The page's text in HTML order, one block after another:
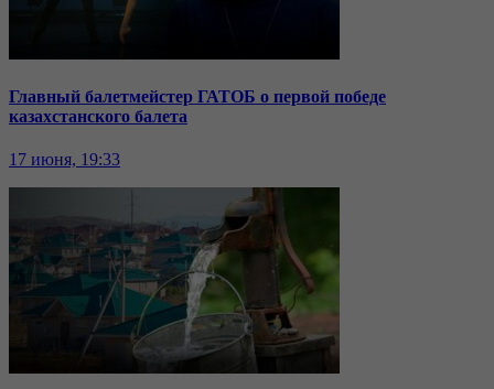
Главный балетмейстер ГАТОБ о первой победе
казахстанского балета
17 июня, 19:33